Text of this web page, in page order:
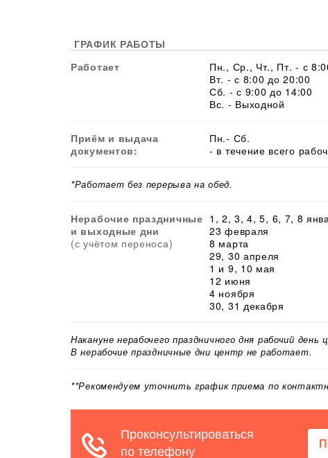
ГРАФИК РАБОТЫ
Работает
Пн., Ср., Чт., Пт. - с
Вт. - с 8:00 до 20:00
Сб. - с 9:00 до 14:00
Вс. - Выходной
Приём и выдача
документов:
Пн.- Сб.
- в течение всего
*Работает без перерыва на обед.
Нерабочие праздничные
и выходные дни
(с учётом переноса)
1, 2, 3, 4, 5, 6, 7, 8
23 февраля
8 марта
29, 30 апреля
1 и 9, 10 мая
12 июня
4 ноября
30, 31 декабря
Накануне нерабочего праздничного дня рабочий
В нерабочие праздничные дни центр не работает.
**Рекомендуем уточнить график приема по